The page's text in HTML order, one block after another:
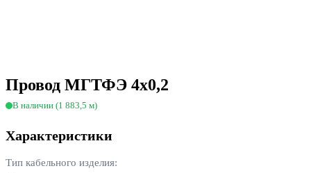
Провод МГТФЭ 4х0,2
В наличии (1 883,5 м)
Характеристики
Тип кабельного изделия: